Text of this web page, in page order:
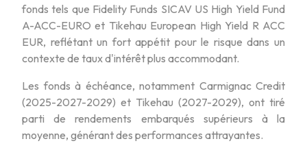
fonds tels que Fidelity Funds SICAV US High Yield Fund
A-ACC-EURO et Tikehau European High Yield R ACC
EUR, reflétant un fort appétit pour le risque dans un
contexte de taux d'intérêt plus accommodant.
Les fonds à échéance, notamment Carmignac Credit
(2025-2027-2029) et Tikehau (2027-2029), ont tiré
parti de rendements embarqués supérieurs à la
moyenne, générant des performances attrayantes.